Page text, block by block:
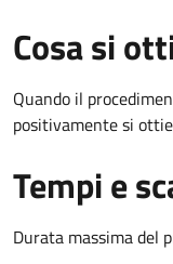
Cosa si
Quando il
positivamente si
Tempi e
Durata massima del